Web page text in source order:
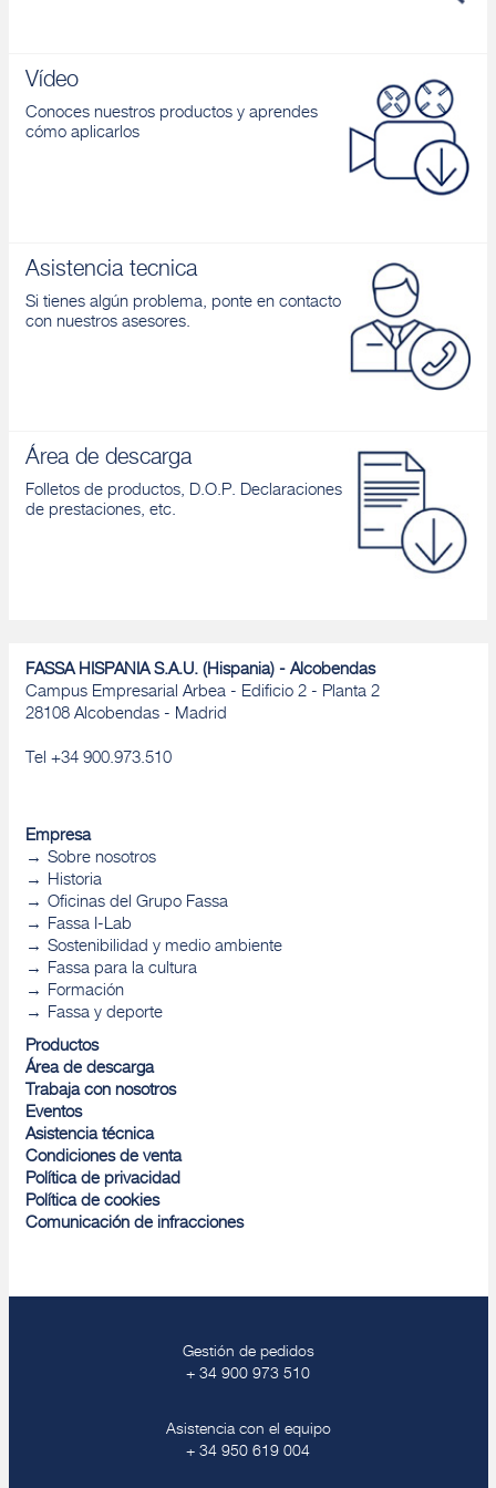
Vídeo
Conoces nuestros productos y aprendes
cómo aplicarlos
Asistencia tecnica
Si tienes algún problema, ponte en contacto
con nuestros asesores.
Área de descarga
Folletos de productos, D.O.P. Declaraciones
de prestaciones, etc.
FASSA HISPANIA S.A.U. (Hispania) - Alcobendas
Campus Empresarial Arbea - Edificio 2 - Planta 2
28108 Alcobendas - Madrid
Tel +34 900.973.510
Empresa
Sobre nosotros
Historia
Oficinas del Grupo Fassa
Fassa I-Lab
Sostenibilidad y medio ambiente
Fassa para la cultura
Formación
Fassa y deporte
Productos
Área de descarga
Trabaja con nosotros
Eventos
Asistencia técnica
Condiciones de venta
Política de privacidad
Política de cookies
Comunicación de infracciones
Gestión de pedidos
+ 34 900 973 510
Asistencia con el equipo
+ 34 950 619 004